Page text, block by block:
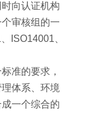
向认证机构
审核组的一
ISO14001、
准的要求，
体系、环境
一个综合的